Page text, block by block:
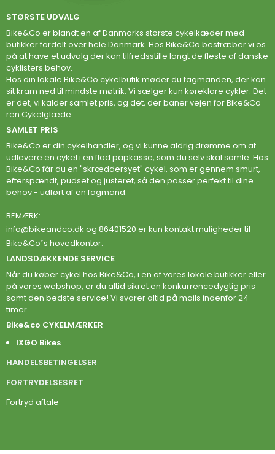
STØRSTE UDVALG
Bike&Co er blandt en af Danmarks største cykelkæder med
butikker fordelt over hele Danmark. Hos Bike&Co bestræber vi os
på at have et udvalg der kan tilfredsstille langt de fleste af danske
cyklisters behov.
Hos din lokale Bike&Co cykelbutik møder du fagmanden, der kan
sit kram ned til mindste møtrik. Vi sælger kun køreklare cykler. Det
er det, vi kalder samlet pris, og det, der baner vejen for Bike&Co
ren Cykelglæde.
SAMLET PRIS
Bike&Co er din cykelhandler, og vi kunne aldrig drømme om at
udlevere en cykel i en flad papkasse, som du selv skal samle. Hos
Bike&Co får du en "skræddersyet" cykel, som er gennem smurt,
efterspændt, pudset og justeret, så den passer perfekt til dine
behov - udført af en fagmand.
BEMÆRK:
info@bikeandco.dk og 86401520 er kun kontakt muligheder til
Bike&Co´s hovedkontor.
LANDSDÆKKENDE SERVICE
Når du køber cykel hos Bike&Co, i en af vores lokale butikker eller
på vores webshop, er du altid sikret en konkurrencedygtig pris
samt den bedste service! Vi svarer altid på mails indenfor 24
timer.
Bike&co CYKELMÆRKER
IXGO Bikes
HANDELSBETINGELSER
FORTRYDELSESRET
Fortryd aftale